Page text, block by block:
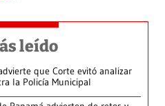
leído
que Corte evitó analizar
la Policía Municipal